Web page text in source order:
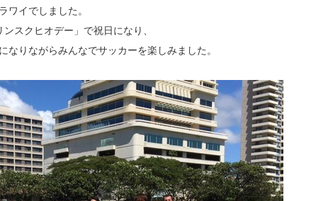
ワイでしました。
スクヒオデー」で祝日になり、
りながらみんなでサッカーを楽しみました。